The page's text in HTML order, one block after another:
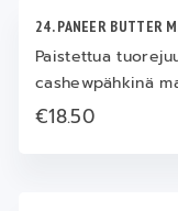
24. PANEER BUTTER
Paistettua
cashewpähkinä
€18.50